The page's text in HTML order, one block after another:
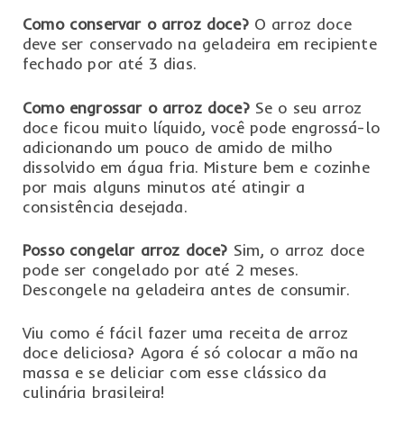
Como conservar o arroz doce?O arroz doce
deve ser conservado na geladeira em recipiente
fechado por até 3 dias.
Como engrossar o arroz doce?Se o seu arroz
doce ficou muito líquido, você pode engrossá-lo
adicionando um pouco de amido de milho
dissolvido em água fria. Misture bem e cozinhe
por mais alguns minutos até atingir a
consistência desejada.
Posso congelar arroz doce? Sim, o arroz doce
pode ser congelado por até 2 meses.
Descongele na geladeira antes de consumir.
Viu como é fácil fazer uma receita de arroz
doce deliciosa? Agora é só colocar a mão na
massa e se deliciar com esse clássico da
culinária brasileira!